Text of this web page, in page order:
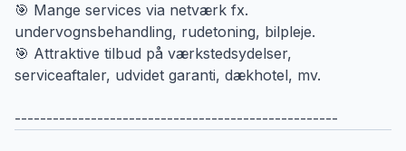
🎯 Mange services via netværk fx.
undervognsbehandling, rudetoning, bilpleje.
🎯 Attraktive tilbud på værkstedsydelser,
serviceaftaler, udvidet garanti, dækhotel, mv.
---------------------------------------------------